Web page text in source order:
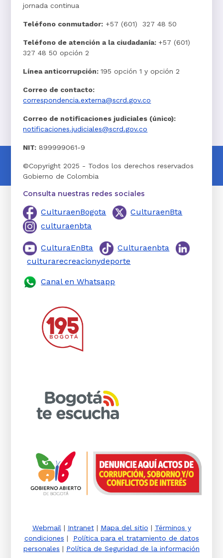
jornada continua
Teléfono conmutador: +57 (601) 327 48 50
Teléfono de atención a la ciudadanía: +57 (601)
327 48 50 opción 2
Línea anticorrupción:195 opción 1 y opción 2
Correo de contacto:
correspondencia.externa@scrd.gov.co
Correo de notificaciones judiciales (único):
notificaciones.judiciales@scrd.gov.co
NIT: 899999061-9
©Copyright 2025 - Todos los derechos reservados
Gobierno de Colombia
Consulta nuestras redes sociales
CulturaenBogota
CulturaenBta
culturaenbta
CulturaEnBta
Culturaenbta
culturarecreacionydeporte
Canal en Whatsapp
Webmail | Intranet| Mapa del sitio | Términos y
condiciones | Política para el tratamiento de datos
personales | Política de Seguridad de la información